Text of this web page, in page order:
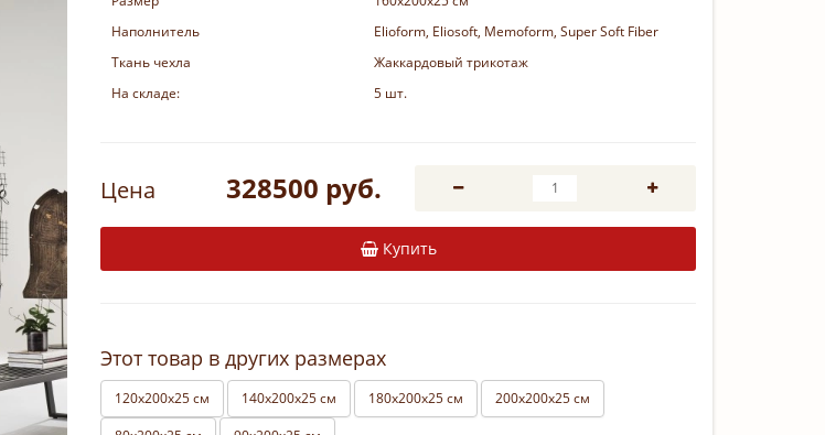
Наполнитель
Elioform, Eliosoft, Memoform, Super Soft Fiber
Ткань чехла
Жаккардовый трикотаж
На складе:
5 шт.
Цена 328500 руб.
Купить
Этот товар в других размерах
120х200х25 см 140х200х25 см 180х200х25 см
200х200х25 см